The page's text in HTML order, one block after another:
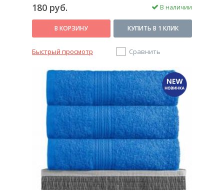
180 руб. В наличии
В КОРЗИНУ КУПИТЬ В 1 КЛИК
Быстрый просмотр Сравнить